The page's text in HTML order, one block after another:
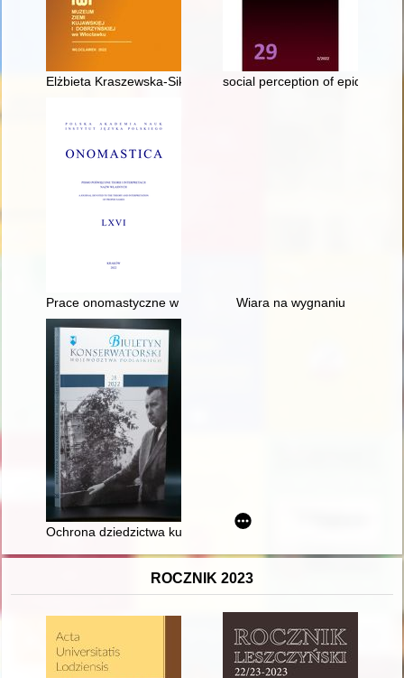
Elżbieta Kraszewska-Sikorska (1954-2020)social perception of epidemics
Prace onomastyczne w dorobku naukowym Profesora
Wiara na wygnaniu
Ochrona dziedzictwa kulturowego poprzez finansowanie prac
ROCZNIK 2023